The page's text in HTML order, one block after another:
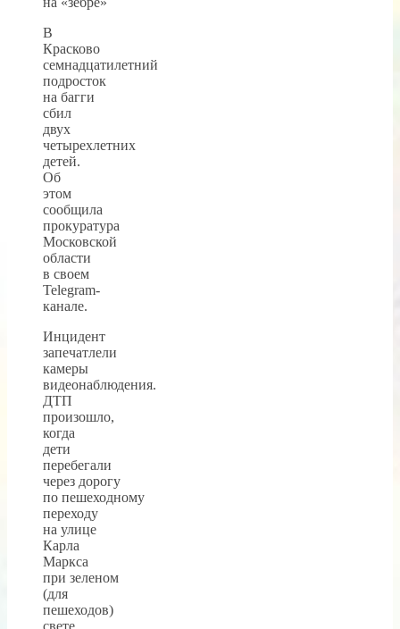
В
Красково
семнадцатилетний
подросток
на багги
сбил
двух
четырехлетних
детей.
Об
этом
сообщила
прокуратура
Московской
области
в своем
Telegram-
канале.
Инцидент
запечатлели
камеры
видеонаблюдения.
ДТП
произошло,
когда
дети
перебегали
через дорогу
по пешеходному
переходу
на улице
Карла
Маркса
при зеленом
(для
пешеходов)
свете